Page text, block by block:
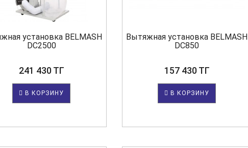
установка BELMASH
DC2500
241 430 ТГ
В КОРЗИНУ
Вытяжная установка BELMASH
DC850
157 430 ТГ
В КОРЗИНУ